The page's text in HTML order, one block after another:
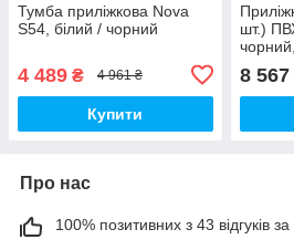
Тумба приліжкова Nova
S54, білий / чорний
4 489 ₴ 4 961 ₴
Купити
шт.)
8 567
Про нас
100% позитивних з 43 відгуків за